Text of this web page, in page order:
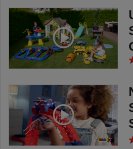
fördert: ein
jeder der vier
Bauklötze in eine
Aussparung
separat verwendet
lässt sie sich mit
abnehmen und dank
Tragegriffs an der